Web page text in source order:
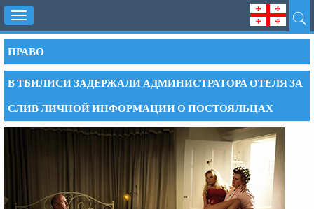
Toggle
navigation
ПРАВО
В ТБИЛИСИ ЗАДЕРЖАЛИ АДМИНИСТРАТОРА ОТЕЛЯ ЗА
СЛИВ ЛИЧНОЙ ИНФОРМАЦИИ О ПОСТОЯЛЬЦАХ